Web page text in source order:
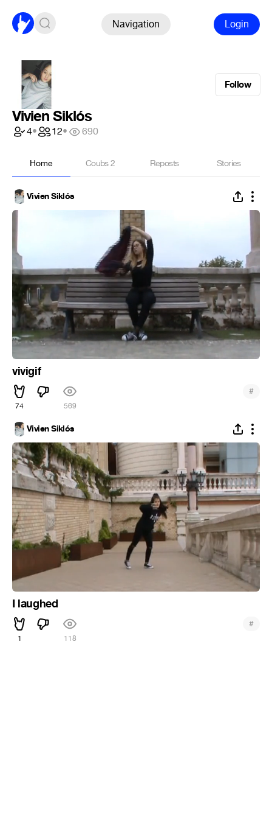
Navigation Login
Follow
Vivien Siklós
4• 12• 690
Home Coubs2 Reposts Stories
Vivien Siklós
vivigif
74 569
#
Vivien Siklós
I laughed
1 118
#